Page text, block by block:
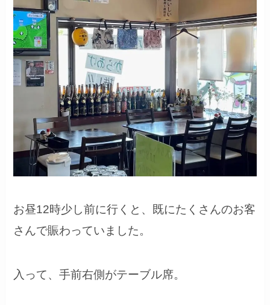
お昼12時少し前に行くと、既にたくさんのお客
さんで賑わっていました。
入って、手前右側がテーブル席。